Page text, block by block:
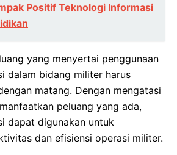
Positif Teknologi Informasi
yang menyertai penggunaan
dalam bidang militer harus
matang. Dengan mengatasi
peluang yang ada,
dapat digunakan untuk
dan efisiensi operasi militer.